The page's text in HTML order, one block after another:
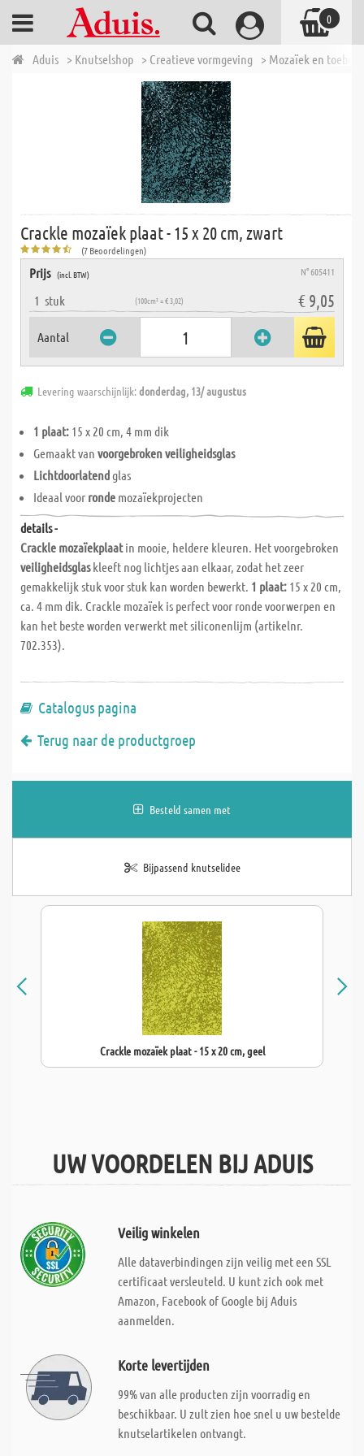
Aduis > Knutselshop > Creatieve vormgeving > Mozaïek en
Crackle mozaïek plaat - 15 x 20 cm, zwart
(7 Beoordelingen)
Prijs (incl. BTW) N° 605411
1 stuk (100cm² = € 3,02) € 9,05
Aantal
Levering waarschijnlijk:donderdag, 13/ augustus
1 plaat: 15 x 20 cm, 4 mm dik
Gemaakt van voorgebroken veiligheidsglas
Lichtdoorlatendglas
Ideaal voor ronde mozaïekprojecten
details -
Crackle mozaïekplaatin mooie, heldere kleuren. Het voorgebroken
veiligheidsglaskleeft nog lichtjes aan elkaar, zodat het zeer
gemakkelijk stuk voor stuk kan worden bewerkt. 1 plaat: 15 x 20 cm,
ca. 4 mm dik. Crackle mozaïek is perfect voor ronde voorwerpen en
kan het beste worden verwerkt met siliconenlijm (artikelnr.
702.353).
Catalogus pagina
Terug naar de productgroep
Besteld samen met
Bijpassend knutselidee
Crackle mozaïek plaat - 15 x 20 cm, geel
UW VOORDELEN BIJ ADUIS
Veilig winkelen
Alle dataverbindingen zijn veilig met een SSL
certificaat versleuteld. U kunt zich ook met
Amazon, Facebook of Google bij Aduis
aanmelden.
Korte levertijden
99% van alle producten zijn voorradig en
beschikbaar. U zult zien hoe snel u uw bestelde
knutselartikelen ontvangt.
0